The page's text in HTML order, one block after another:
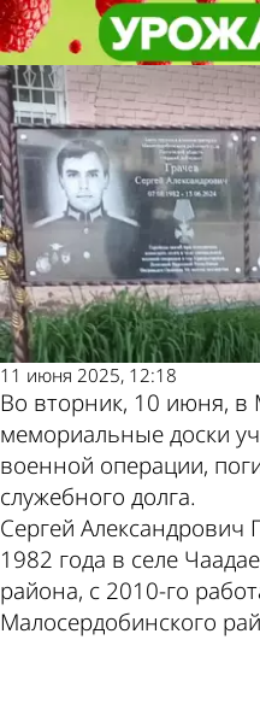
В Малой
2
Общество
11 июня 2025, 12:18
Во вторник, 10 июня, в
мемориальные доски
военной операции,
служебного долга.
Сергей Александрович
1982 года в селе
района, с 2010-го
Малосердобинского
В Малой
2
Общество
Другие
по теме
Погода
валют